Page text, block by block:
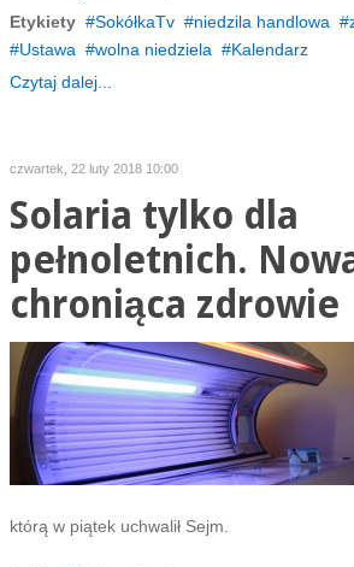
Etykiety
SokółkaTv niedzila handlowa
Ustawa
wolna niedziela
Kalendarz
Czytaj dalej...
czwartek, 22 luty 2018 10:00
Solaria tylko dla
pełnoletnich.
chroniąca zdrowie
którą w piątek uchwalił Sejm.